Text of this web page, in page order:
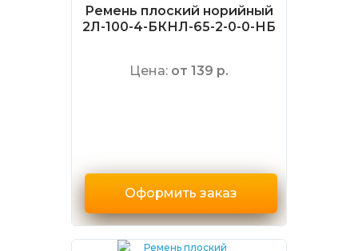
Ремень плоский норийный
2Л-100-4-БКНЛ-65-2-0-0-НБ
Цена: от 139 р.
Оформить заказ